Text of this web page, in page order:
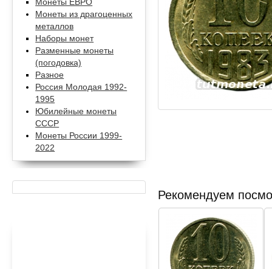
Монеты ЕВРО
Монеты из драгоценных
металлов
Наборы монет
Разменные монеты
(погодовка)
Разное
Россия Молодая 1992-
1995
Юбилейные монеты
СССР
Монеты России 1999-
2022
Рекомендуем